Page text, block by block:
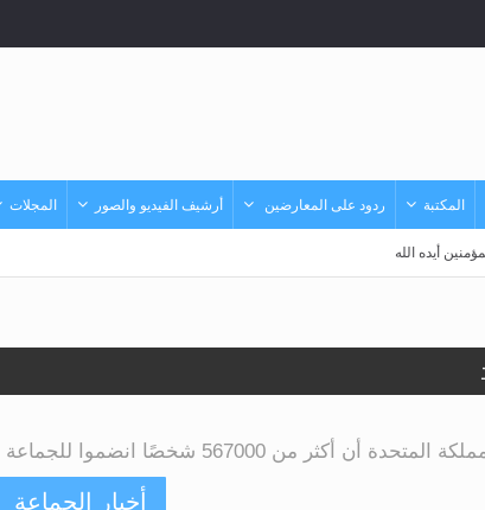
المكتبة ردود على المعارضين أرشيف الفيديو والصور المجلات
أيده الله
انضموا للجماعة الإسلامية الأحمدية
أخبار الجماعة